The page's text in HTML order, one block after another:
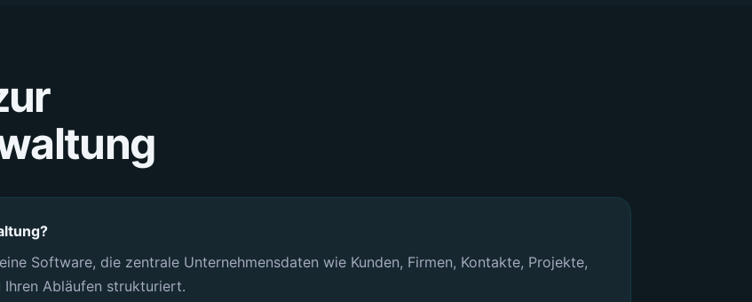
Software, die zentrale Unternehmensdaten wie Kunden, Firmen, Kontakte, Projekte,
Abläufen strukturiert.